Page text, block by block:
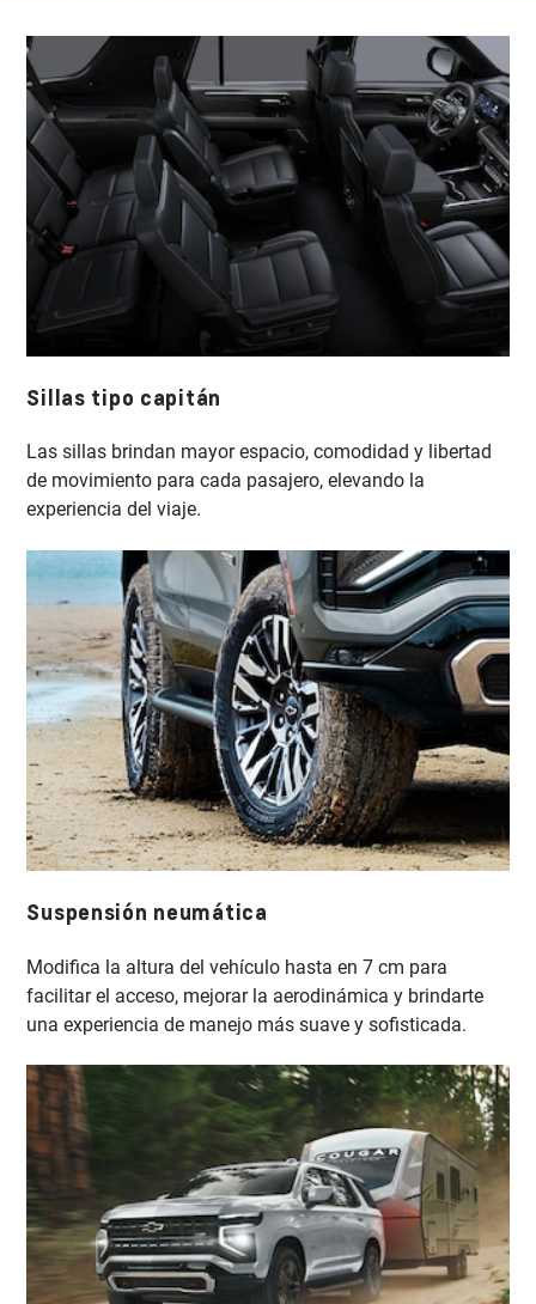
Sillas tipo capitán
Las sillas brindan mayor espacio, comodidad y libertad
de movimiento para cada pasajero, elevando la
experiencia del viaje.
Suspensión neumática
Modifica la altura del vehículo hasta en 7 cm para
facilitar el acceso, mejorar la aerodinámica y brindarte
una experiencia de manejo más suave y sofisticada.